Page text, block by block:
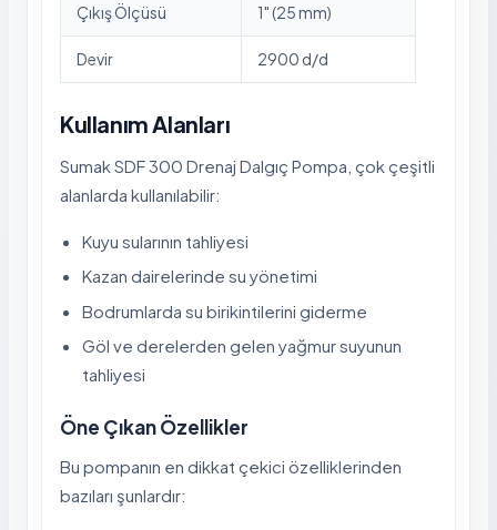
Çıkış Ölçüsü 1" (25 mm)
Devir 2900 d/d
Kullanım Alanları
Sumak SDF 300 Drenaj Dalgıç Pompa, çok çeşitli
alanlarda kullanılabilir:
Kuyu sularının tahliyesi
Kazan dairelerinde su yönetimi
Bodrumlarda su birikintilerini giderme
Göl ve derelerden gelen yağmur suyunun
tahliyesi
Öne Çıkan Özellikler
Bu pompanın en dikkat çekici özelliklerinden
bazıları şunlardır: